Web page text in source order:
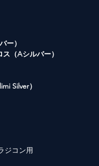
ー）
（Aシルバー）
Silver）
ジコン用